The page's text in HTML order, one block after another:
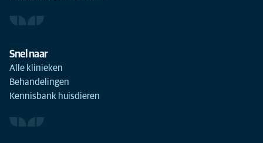
Snel naar
Alle klinieken
Behandelingen
Kennisbank huisdieren